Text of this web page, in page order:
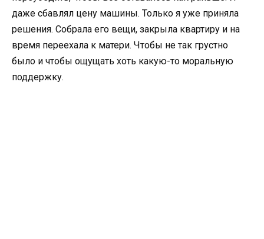
даже сбавлял цену машины. Только я уже приняла
решения. Собрала его вещи, закрыла квартиру и на
время переехала к матери. Чтобы не так грустно
было и чтобы ощущать хоть какую-то моральную
поддержку.